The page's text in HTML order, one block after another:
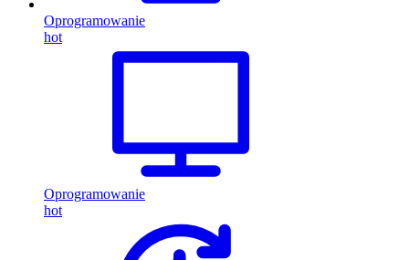
Oprogramowanie
hot
Oprogramowanie
hot